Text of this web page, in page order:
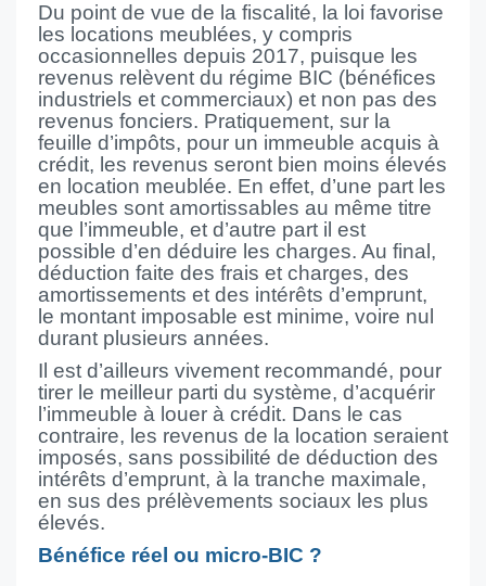
Du point de vue de la fiscalité, la loi favorise
les locations meublées, y compris
occasionnelles depuis 2017, puisque les
revenus relèvent du régime BIC (bénéfices
industriels et commerciaux) et non pas des
revenus fonciers. Pratiquement, sur la
feuille d’impôts, pour un immeuble acquis à
crédit, les revenus seront bien moins élevés
en location meublée. En effet, d’une part les
meubles sont amortissables au même titre
que l’immeuble, et d’autre part il est
possible d’en déduire les charges. Au final,
déduction faite des frais et charges, des
amortissements et des intérêts d’emprunt,
le montant imposable est minime, voire nul
durant plusieurs années.
Il est d’ailleurs vivement recommandé, pour
tirer le meilleur parti du système, d’acquérir
l’immeuble à louer à crédit. Dans le cas
contraire, les revenus de la location seraient
imposés, sans possibilité de déduction des
intérêts d’emprunt, à la tranche maximale,
en sus des prélèvements sociaux les plus
élevés.
Bénéfice réel ou micro-BIC ?